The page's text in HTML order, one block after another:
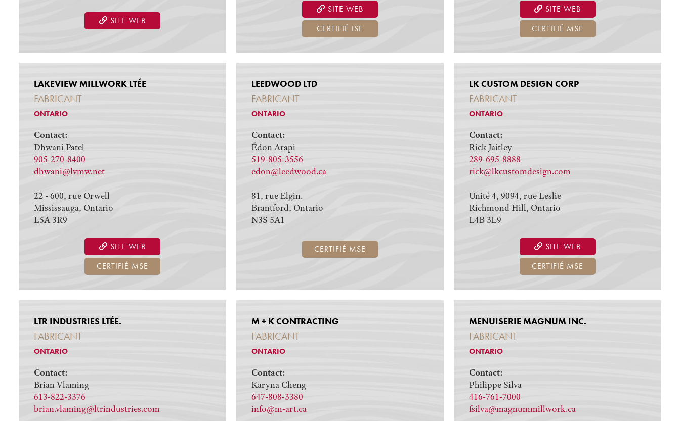
SITE WEB
SITE WEB
CERTIFIÉ ISE
SITE WEB
CERTIFIÉ MSE
LAKEVIEW MILLWORK LTÉE
FABRICANT
ONTARIO
Contact:
Dhwani Patel
905-270-8400
dhwani@lvmw.net
22 - 600, rue Orwell
Mississauga, Ontario
L5A 3R9
SITE WEB
CERTIFIÉ MSE
LEEDWOOD LTD
FABRICANT
ONTARIO
Contact:
Édon Arapi
519-805-3556
edon@leedwood.ca
81, rue Elgin.
Brantford, Ontario
N3S 5A1
CERTIFIÉ MSE
LK CUSTOM DESIGN CORP
FABRICANT
ONTARIO
Contact:
Rick Jaitley
289-695-8888
rick@lkcustomdesign.com
Unité 4, 9094, rue Leslie
Richmond Hill, Ontario
L4B 3L9
SITE WEB
CERTIFIÉ MSE
LTR INDUSTRIES LTÉE.
FABRICANT
ONTARIO
Contact:
Brian Vlaming
613-822-3376
brian.vlaming@ltrindustries.com
M + K CONTRACTING
FABRICANT
ONTARIO
Contact:
Karyna Cheng
647-808-3380
info@m-art.ca
MENUISERIE MAGNUM INC.
FABRICANT
ONTARIO
Contact:
Philippe Silva
416-761-7000
fsilva@magnummillwork.ca